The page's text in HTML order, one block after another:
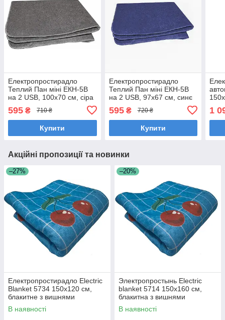
Електропростирадло
Теплий Пан міні ЕКН-5В
на 2 USB, 100х70 см, сіра
595 ₴ 710 ₴
Купити
Електропростирадло
Теплий Пан міні ЕКН-5В
на 2 USB, 97х67 см, синє
595₴ 720 ₴
Купити
1
Акційні пропозиції та новинки
–27%
Електропростирадло Electric
Blanket 5734 150х120 см,
блакитне з вишнями
В наявності
–20%
Электропростынь Electric
blanket 5714 150х160 см,
блакитна з вишнями
В наявності